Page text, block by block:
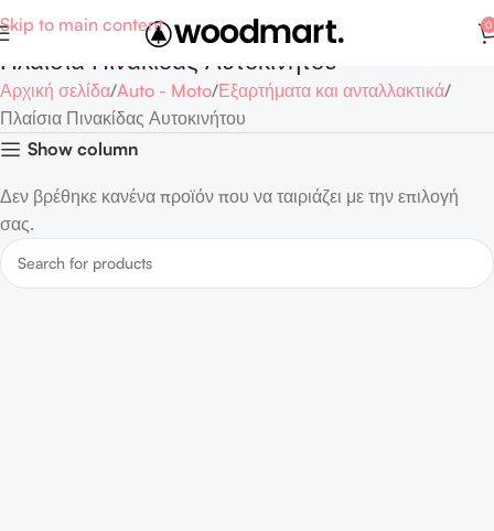
Skip to main content 0
Πλαίσια Πινακίδας Αυτοκινήτου
Αρχική σελίδα Auto - Moto Εξαρτήματα και ανταλλακτικά
Πλαίσια Πινακίδας Αυτοκινήτου
Show column
Δεν βρέθηκε κανένα προϊόν που να ταιριάζει με την επιλογή
σας.